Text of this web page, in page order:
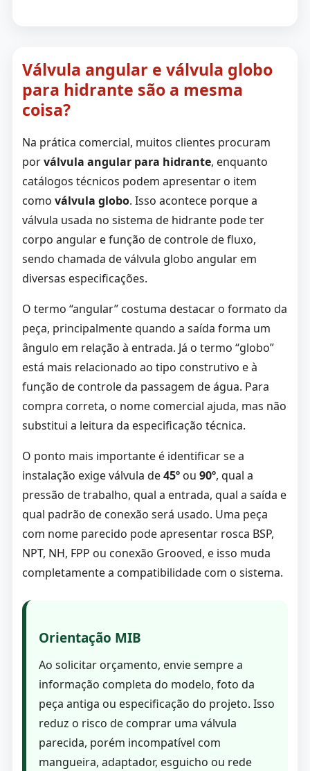
Válvula angular e válvula globo
para hidrante são a mesma
coisa?
Na prática comercial, muitos clientes procuram
porválvula angular para hidrante, enquanto
catálogos técnicos podem apresentar o item
como válvula globo. Isso acontece porque a
válvula usada no sistema de hidrante pode ter
corpo angular e função de controle de fluxo,
sendo chamada de válvula globo angular em
diversas especificações.
O termo “angular” costuma destacar o formato da
peça, principalmente quando a saída forma um
ângulo em relação à entrada. Já o termo “globo”
está mais relacionado ao tipo construtivo e à
função de controle da passagem de água. Para
compra correta, o nome comercial ajuda, mas não
substitui a leitura da especificação técnica.
O ponto mais importante é identificar se a
instalação exige válvula de45ºou 90º, qual a
pressão de trabalho, qual a entrada, qual a saída e
qual padrão de conexão será usado. Uma peça
com nome parecido pode apresentar rosca BSP,
NPT, NH, FPP ou conexão Grooved, e isso muda
completamente a compatibilidade com o sistema.
Orientação MIB
Ao solicitar orçamento, envie sempre a
informação completa do modelo, foto da
peça antiga ou especificação do projeto. Isso
reduz o risco de comprar uma válvula
parecida, porém incompatível com
mangueira, adaptador, esguicho ou rede